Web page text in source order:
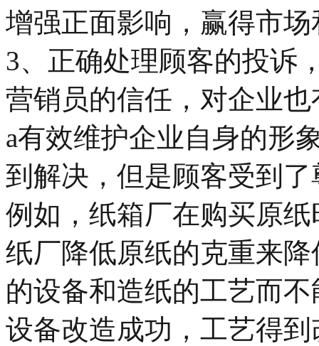
增强正面影响，赢得市
3、正确处理顾客的投诉
营销员的信任，对企业
a有效维护企业自身的形
到解决，但是顾客受到了
例如，纸箱厂在购买原
纸厂降低原纸的克重来
的设备和造纸的工艺而
设备改造成功，工艺得